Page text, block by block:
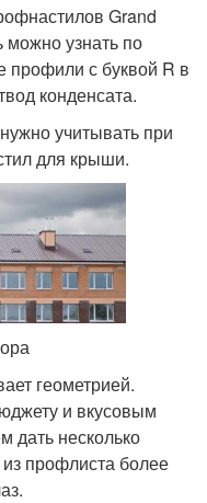
Grand
узнать по
профили с буквой R в
конденсата.
учитывать при
для крыши.
геометрией.
и вкусовым
дать несколько
профлиста более